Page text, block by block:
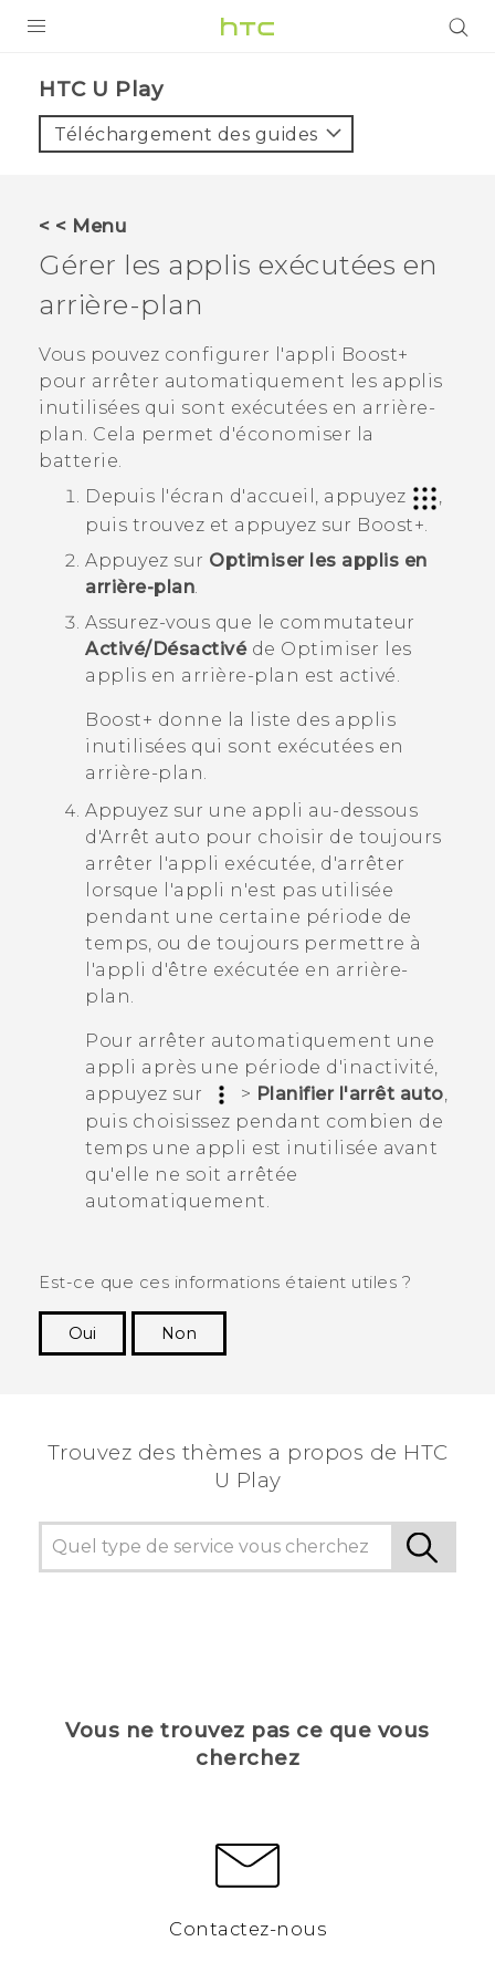
VIVE
VIVERSE
ASSISTANCE
Appareils HTC & Accessoires
Connexion
HTC U Play‎
Téléchargement des guides
< < Menu
Gérer les applis exécutées en
arrière-plan
Vous pouvez configurer l'appli Boost+
pour arrêter automatiquement les applis
inutilisées qui sont exécutées en arrière-
plan. Cela permet d'économiser la
batterie.
Depuis l'écran d'accueil, appuyez
,
puis trouvez et appuyez sur Boost+
Appuyez sur Optimiser les applis en
arrière-plan
Assurez-vous que le commutateur
Activé/Désactivéde Optimiser les
applis en arrière-plan est activé.
Boost+ donne la liste des applis
inutilisées qui sont exécutées en
arrière-plan.
Appuyez sur une appli au-dessous
d'Arrêt auto pour choisir de toujours
arrêter l'appli exécutée, d'arrêter
lorsque l'appli n'est pas utilisée
pendant une certaine période de
temps, ou de toujours permettre à
l'appli d'être exécutée en arrière-
plan.
Pour arrêter automatiquement une
appli après une période d'inactivité,
appuyez sur
> Planifier l'arrêt auto
puis choisissez pendant combien de
temps une appli est inutilisée avant
qu'elle ne soit arrêtée
automatiquement.
Est-ce que ces informations étaient utiles ?
Oui
Non
Trouvez des thèmes a propos de HTC
U Play
Vous ne trouvez pas ce que vous
cherchez
Contactez-nous